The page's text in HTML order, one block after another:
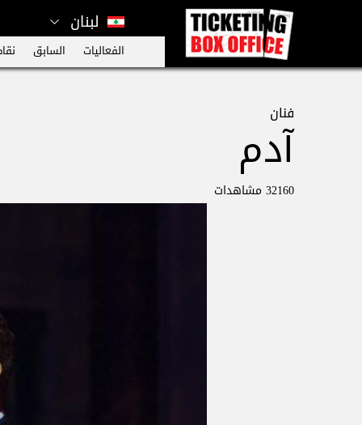
لبنان
الفعاليات السابق
فنان
آدم
32160 مشاهدات